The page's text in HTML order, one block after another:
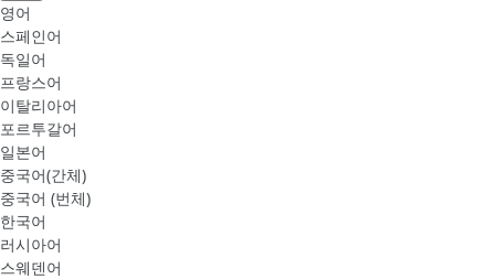
영어
스페인어
독일어
프랑스어
이탈리아어
포르투갈어
일본어
중국어(간체)
중국어 (번체)
한국어
러시아어
스웨덴어